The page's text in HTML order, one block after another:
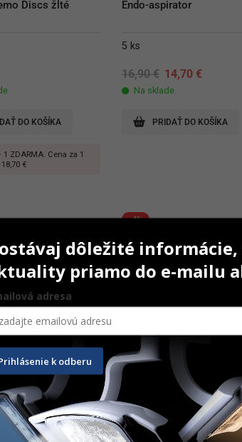
Discs žlté
1 ZDARMA. Cena za 1
€
DO KOŠÍKA
Endo-aspirator
5 ks
16,90€ Original
price
was:
14,70 €Current
Na sklade
PRIDAŤ DO KOŠÍKA
-4%
Mini Endo Bloc
dôležité
priamo do e-mailu
adresa
k odberu